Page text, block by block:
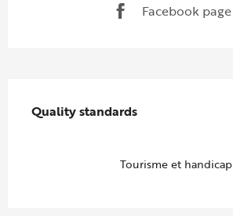
Facebook page
Quality standards
Quality standards
Tourisme et handicap